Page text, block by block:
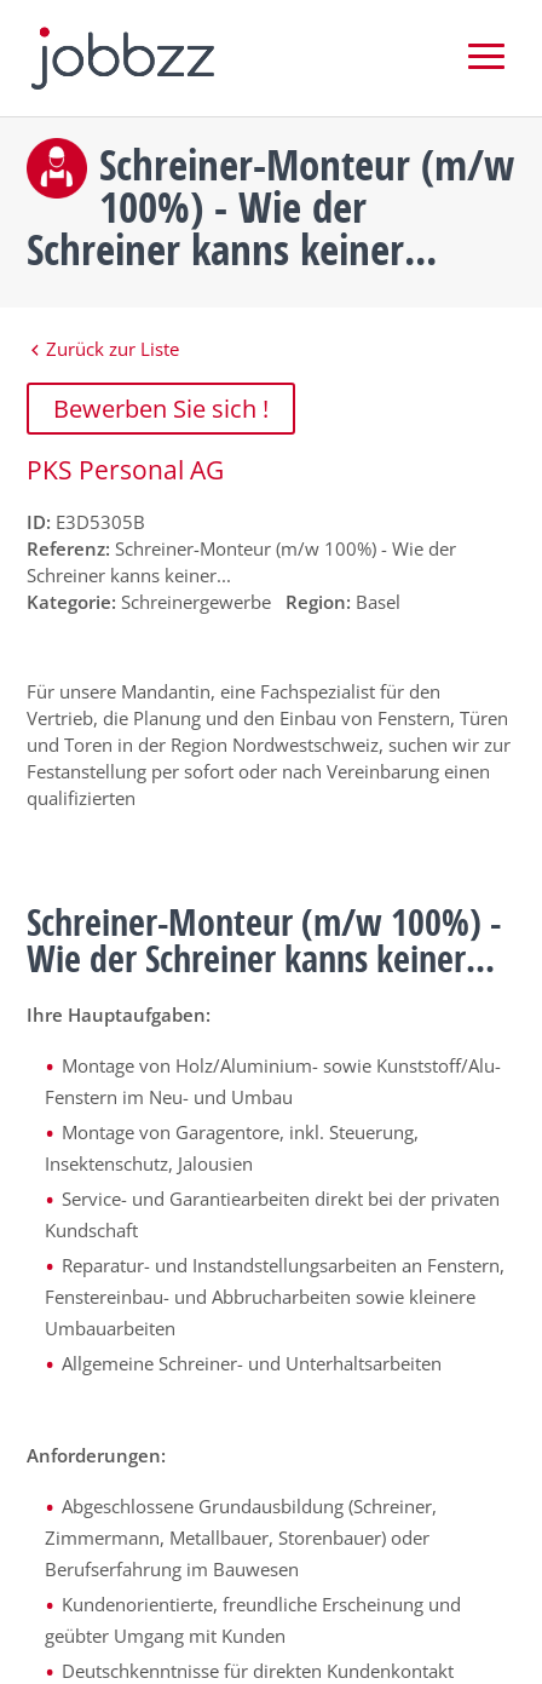
Schreiner-Monteur (m/w
100%) - Wie der
Schreiner kanns keiner...
Zurück zur Liste
Bewerben Sie sich !
PKS Personal AG
ID: E3D5305B
Referenz: Schreiner-Monteur (m/w 100%) - Wie der
Schreiner kanns keiner...
Kategorie: Schreinergewerbe Region: Basel
Für unsere Mandantin, eine Fachspezialist für den
Vertrieb, die Planung und den Einbau von Fenstern, Türen
und Toren in der Region Nordwestschweiz, suchen wir zur
Festanstellung per sofort oder nach Vereinbarung einen
qualifizierten
Schreiner-Monteur (m/w 100%) -
Wie der Schreiner kanns keiner...
Ihre Hauptaufgaben:
Montage von Holz/Aluminium- sowie Kunststoff/Alu-
Fenstern im Neu- und Umbau
Montage von Garagentore, inkl. Steuerung,
Insektenschutz, Jalousien
Service- und Garantiearbeiten direkt bei der privaten
Kundschaft
Reparatur- und Instandstellungsarbeiten an Fenstern,
Fenstereinbau- und Abbrucharbeiten sowie kleinere
Umbauarbeiten
Allgemeine Schreiner- und Unterhaltsarbeiten
Anforderungen:
Abgeschlossene Grundausbildung (Schreiner,
Zimmermann, Metallbauer, Storenbauer) oder
Berufserfahrung im Bauwesen
Kundenorientierte, freundliche Erscheinung und
geübter Umgang mit Kunden
Deutschkenntnisse für direkten Kundenkontakt